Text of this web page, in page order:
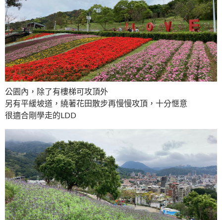
公園內，除了有樓梯可攻頂外
另有平緩坡道，繞著花田散步再慢慢攻頂，十分愜意
很適合剛學走的LDD